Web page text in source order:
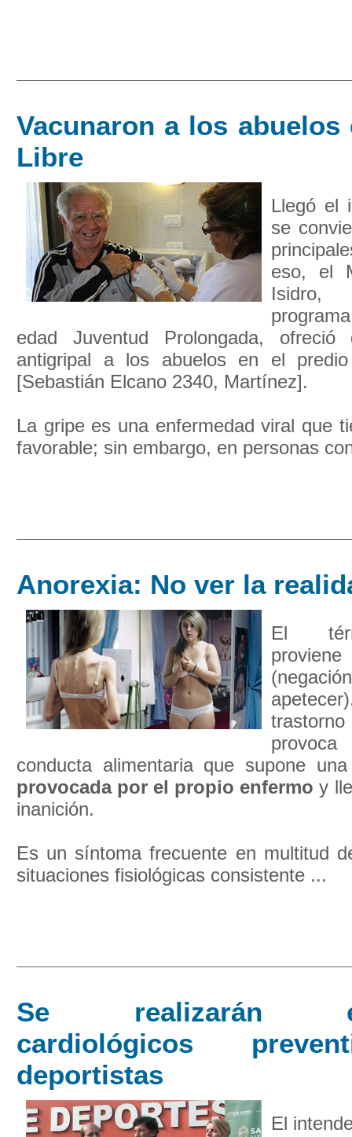
Vacunaron a los abuelos
Libre
Llegó el
se
eso, el
edad Juventud Prolongada,
antigripal a los abuelos en el
[Sebastián Elcano 2340, Martínez].
La gripe es una enfermedad viral que
favorable; sin embargo, en personas
Anorexia: No ver la
El
conducta alimentaria que supone
provocada por el propio enfermo y
inanición.
Es un síntoma frecuente en multitud
situaciones fisiológicas consistente ...
Se realizarán
cardiológicos
deportistas
El